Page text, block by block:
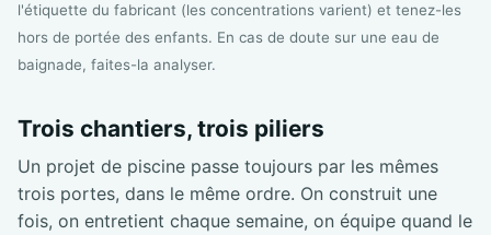
l'étiquette du fabricant (les concentrations varient) et tenez-les
hors de portée des enfants. En cas de doute sur une eau de
baignade, faites-la analyser.
Trois chantiers, trois piliers
Un projet de piscine passe toujours par les mêmes
trois portes, dans le même ordre. On construit une
fois, on entretient chaque semaine, on équipe quand le